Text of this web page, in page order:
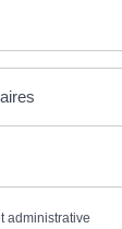
administrative